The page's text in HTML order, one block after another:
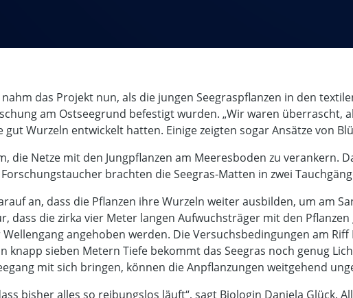
das Projekt nun, als die jungen Seegraspflanzen in den
am Ostseegrund befestigt wurden. „Wir waren überrascht,
gut Wurzeln entwickelt hatten. Einige zeigten sogar Ansätze von
die Netze mit den Jungpflanzen am Meeresboden zu verankern.
brachten die Seegras-Matten in zwei
an, dass die Pflanzen ihre Wurzeln weiter ausbilden, um am
dass die zirka vier Meter langen Aufwuchsträger mit den
angehoben werden. Die Versuchsbedingungen am
knapp sieben Metern Tiefe bekommt das Seegras noch genug
mit sich bringen, können die Anpflanzungen weitgehend
bisher alles so reibungslos läuft“, sagt Biologin Daniela Glück.